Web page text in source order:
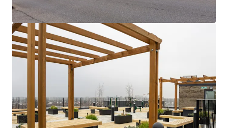
Bs throughout.
Seamless connectivity
- A quick 5 minute
walk to Burnham station provides easy
access to London employment and social
hubs in c.33 minutes via Elizabeth Line and
Overground services.
Consistently strong track record- fully
occupied asset with a low operational
expenditure, owing to inherently efficient
building design.